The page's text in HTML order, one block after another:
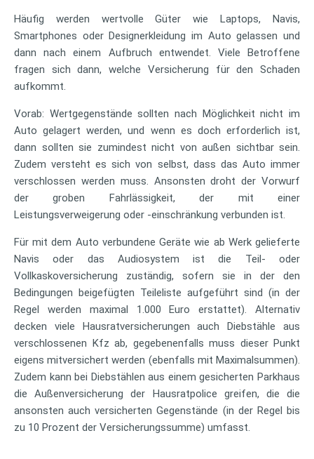
Häufig werden wertvolle Güter wie Laptops, Navis,
Smartphones oder Designerkleidung im Auto gelassen und
dann nach einem Aufbruch entwendet. Viele Betroffene
fragen sich dann, welche Versicherung für den Schaden
aufkommt.
Vorab: Wertgegenstände sollten nach Möglichkeit nicht im
Auto gelagert werden, und wenn es doch erforderlich ist,
dann sollten sie zumindest nicht von außen sichtbar sein.
Zudem versteht es sich von selbst, dass das Auto immer
verschlossen werden muss. Ansonsten droht der Vorwurf
der groben Fahrlässigkeit, der mit einer
Leistungsverweigerung oder -einschränkung verbunden ist.
Für mit dem Auto verbundene Geräte wie ab Werk gelieferte
Navis oder das Audiosystem ist die Teil- oder
Vollkaskoversicherung zuständig, sofern sie in der den
Bedingungen beigefügten Teileliste aufgeführt sind (in der
Regel werden maximal 1.000 Euro erstattet). Alternativ
decken viele Hausratversicherungen auch Diebstähle aus
verschlossenen Kfz ab, gegebenenfalls muss dieser Punkt
eigens mitversichert werden (ebenfalls mit Maximalsummen).
Zudem kann bei Diebstählen aus einem gesicherten Parkhaus
die Außenversicherung der Hausratpolice greifen, die die
ansonsten auch versicherten Gegenstände (in der Regel bis
zu 10 Prozent der Versicherungssumme) umfasst.